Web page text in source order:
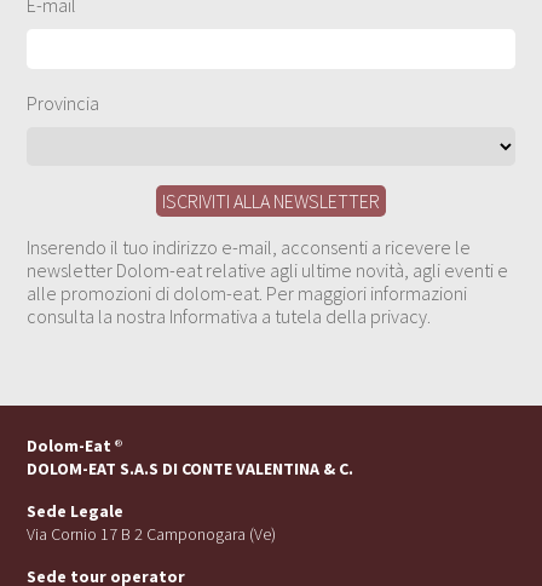
Provincia
Inserendo il tuo indirizzo e-mail, acconsenti a ricevere le
newsletter Dolom-eat relative agli ultime novità, agli eventi e
alle promozioni di dolom-eat. Per maggiori informazioni
consulta la nostra Informativa a tutela della privacy.
Dolom-Eat ®
DOLOM-EAT S.A.S DI CONTE VALENTINA & C.
Sede Legale
Via Cornio 17 B 2 Camponogara (Ve)
Sede tour operator